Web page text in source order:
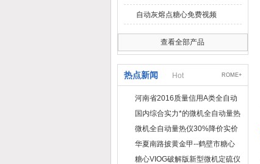
自动灰熔点糖心免费视频
查看全部产品
热点新闻 Hot ROME+
河南省2016质量信用A类全自动
量热仪
国内综合实力*的微机全自动量热
仪制造企业
微机全自动量热仪30%降价实价
出售
华夏南路披黄金甲--鹤壁市糖心
VIOG破解版仪器仪表有限公司
糖心VIOG破解版新型微机定硫仪